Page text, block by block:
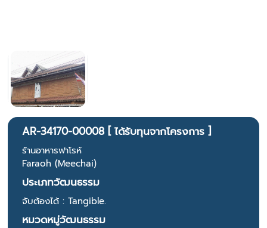
AR-34170-00008 [ ได้รับทุนจากโครงการ ]
ร้านอาหารฟาโรห์
Faraoh (Meechai)
ประเภทวัฒนธรรม
จับต้องได้ : Tangible.
หมวดหมู่วัฒนธรรม